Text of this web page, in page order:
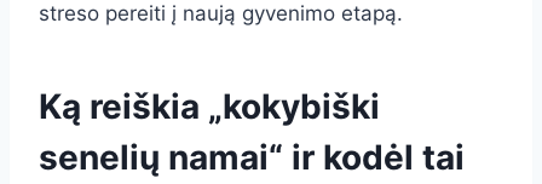
streso pereiti į naują gyvenimo etapą.
Ką reiškia „kokybiški
senelių namai“ ir kodėl tai